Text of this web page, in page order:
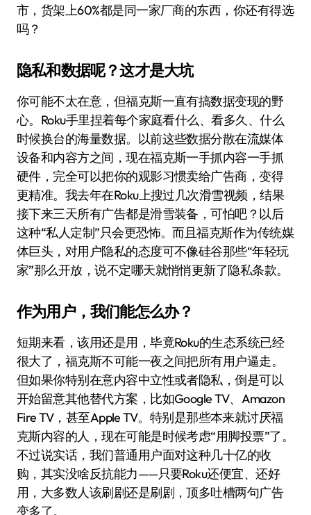
市，货架上60%都是同一家厂商的东西，你还有得选
吗？
隐私和数据呢？这才是大坑
你可能不太在意，但福克斯一直有搞数据变现的野
心。Roku手里捏着每个家庭看什么、看多久、什么
时候换台的海量数据。以前这些数据分散在流媒体
设备和内容方之间，现在福克斯一手抓内容一手抓
硬件，完全可以把你的观影习惯卖给广告商，变得
更精准。我去年在Roku上搜过几次滑雪视频，结果
接下来三天所有广告都是滑雪装备，可怕吧？以后
这种“私人定制”只会更恐怖。而且福克斯作为传统媒
体巨头，对用户隐私的态度可不像硅谷那些“年轻玩
家”那么开放，说不定哪天就悄悄更新了隐私条款。
作为用户，我们能怎么办？
短期来看，该用还是用，毕竟Roku的生态系统已经
很大了，福克斯不可能一夜之间把所有用户逼走。
但如果你特别在意内容中立性或者隐私，倒是可以
开始留意其他替代方案，比如Google TV、Amazon
Fire TV，甚至Apple TV。特别是那些本来就讨厌福
克斯内容的人，现在可能是时候考虑“用脚投票”了。
不过说实话，我们普通用户面对这种几十亿的收
购，其实没啥反抗能力——只要Roku还便宜、还好
用，大多数人该刷剧还是刷剧，顶多吐槽两句广告
变多了。